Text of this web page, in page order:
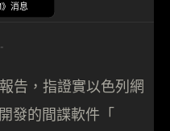
消息
告，指證實以色列網
發的間諜軟件「